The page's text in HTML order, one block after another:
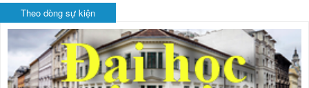
Theo dòng sự kiện